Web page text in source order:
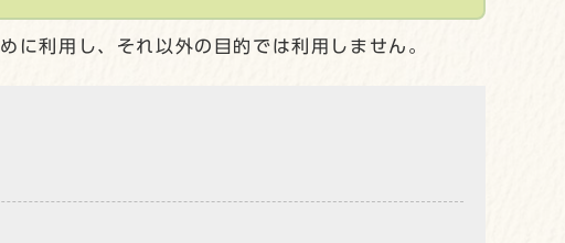
に利用し、それ以外の目的では利用しません。